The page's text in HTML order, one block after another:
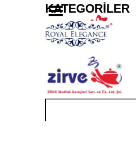
Menüyü atla
KATEGORİLER